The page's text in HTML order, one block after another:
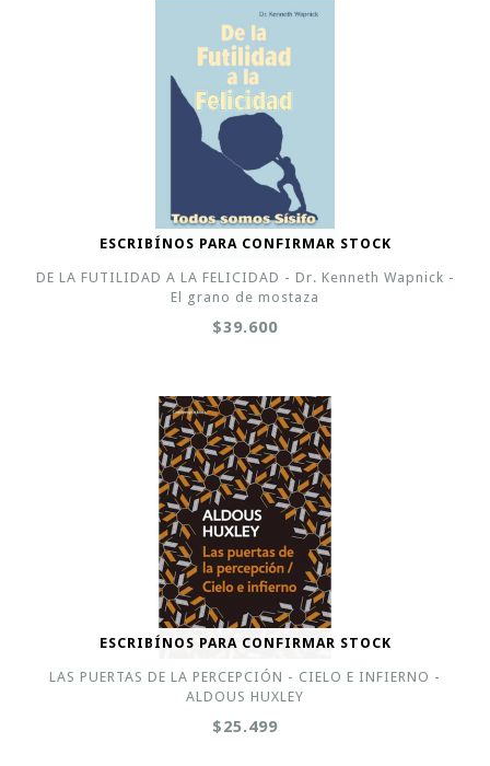
ESCRIBÍNOS PARA CONFIRMAR STOCK
DE LA FUTILIDAD A LA FELICIDAD - Dr. Kenneth Wapnick -
El grano de mostaza
$39.600
ESCRIBÍNOS PARA CONFIRMAR STOCK
LAS PUERTAS DE LA PERCEPCIÓN - CIELO E INFIERNO -
ALDOUS HUXLEY
$25.499